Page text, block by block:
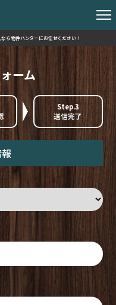
ら物件ハンターにお任せください！
ーム
Step.3
送信完了